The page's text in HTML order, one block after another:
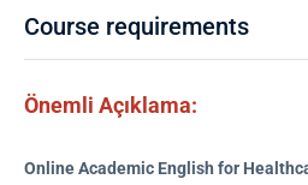
Course requirements
Önemli Açıklama:
Online Academic English for